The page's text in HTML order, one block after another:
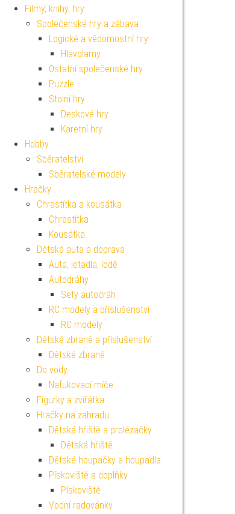
Filmy, knihy, hry
Společenské hry a zábava
Logické a vědomostní hry
Hlavolamy
Ostatní společenské hry
Puzzle
Stolní hry
Deskové hry
Karetní hry
Hobby
Sběratelství
Sběratelské modely
Hračky
Chrastítka a kousátka
Chrastítka
Kousátka
Dětská auta a doprava
Auta, letadla, lodě
Autodráhy
Sety autodráh
RC modely a příslušenství
RC modely
Dětské zbraně a příslušenství
Dětské zbraně
Do vody
Nafukovací míče
Figurky a zvířátka
Hračky na zahradu
Dětská hřiště a prolézačky
Dětská hřiště
Dětské houpačky a houpadla
Pískoviště a doplňky
Pískoviště
Vodní radovánky